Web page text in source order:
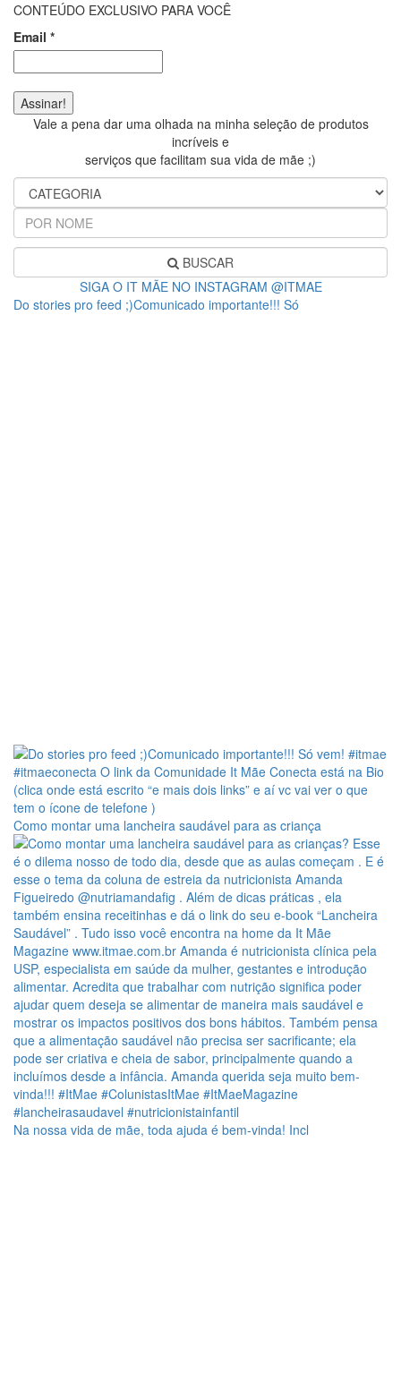
CONTEÚDO EXCLUSIVO PARA VOCÊ
Email *
Vale a pena dar uma olhada na minha seleção de produtos
incríveis e
serviços que facilitam sua vida de mãe ;)
BUSCAR
SIGA O IT MÃE NO INSTAGRAM @ITMAE
Do stories pro feed ;)Comunicado importante!!! Só
Como montar uma lancheira saudável para as criança
Na nossa vida de mãe, toda ajuda é bem-vinda! Incl